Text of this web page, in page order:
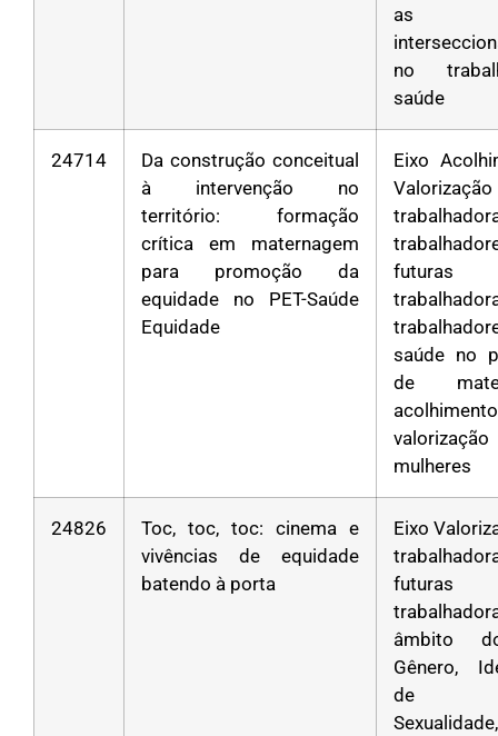
as
no
saúde
24714
Da construção conceitual
à intervenção no
território: formação
crítica em maternagem
para promoção da
equidade no PET-Saúde
Equidade
Eixo
futuras
saúde no
de
mulheres
24826
Toc, toc, toc: cinema e
vivências de equidade
batendo à porta
Eixo
futuras
âmbito
Gênero,
de